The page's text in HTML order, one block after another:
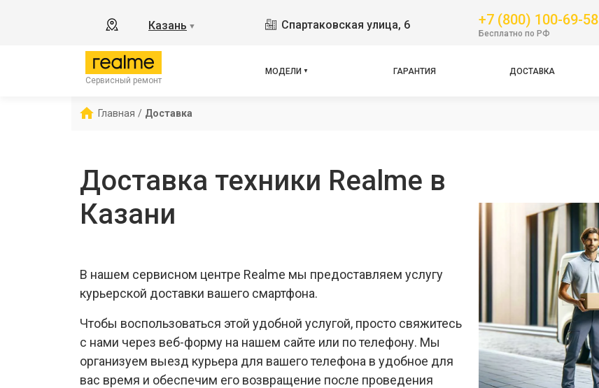
Казань ▼ Спартаковская улица, 6 +7 (800) 100-69-58
Бесплатно по РФ
Сервисный ремонт
МОДЕЛИ
8
C55
ГАРАНТИЯ ДОСТАВКА
Главная / Доставка
Доставка техники Realme в
Казани
В нашем сервисном центре Realme мы предоставляем услугу
курьерской доставки вашего смартфона.
Чтобы воспользоваться этой удобной услугой, просто свяжитесь
с нами через веб-форму на нашем сайте или по телефону. Мы
организуем выезд курьера для вашего телефона в удобное для
вас время и обеспечим его возвращение после проведения